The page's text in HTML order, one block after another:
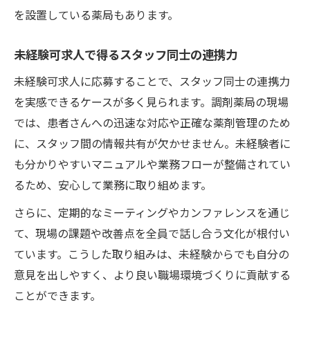
を設置している薬局もあります。
未経験可求人で得るスタッフ同士の連携力
未経験可求人に応募することで、スタッフ同士の連携力
を実感できるケースが多く見られます。調剤薬局の現場
では、患者さんへの迅速な対応や正確な薬剤管理のため
に、スタッフ間の情報共有が欠かせません。未経験者に
も分かりやすいマニュアルや業務フローが整備されてい
るため、安心して業務に取り組めます。
さらに、定期的なミーティングやカンファレンスを通じ
て、現場の課題や改善点を全員で話し合う文化が根付い
ています。こうした取り組みは、未経験からでも自分の
意見を出しやすく、より良い職場環境づくりに貢献する
ことができます。